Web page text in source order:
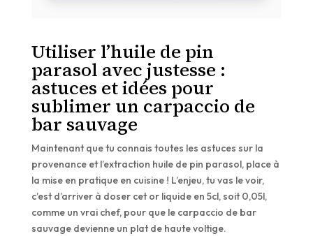
Utiliser l’huile de pin
parasol avec justesse :
astuces et idées pour
sublimer un carpaccio de
bar sauvage
Maintenant que tu connais toutes les astuces sur la
provenance et l’extraction huile de pin parasol, place à
la mise en pratique en cuisine ! L’enjeu, tu vas le voir,
c’est d’arriver à doser cet or liquide en 5cl, soit 0,05l,
comme un vrai chef, pour que le carpaccio de bar
sauvage devienne un plat de haute voltige.